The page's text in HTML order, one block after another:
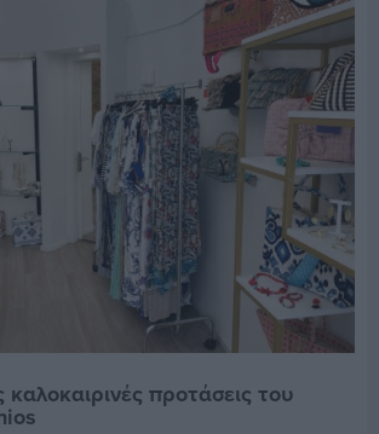
καλοκαιρινές προτάσεις του